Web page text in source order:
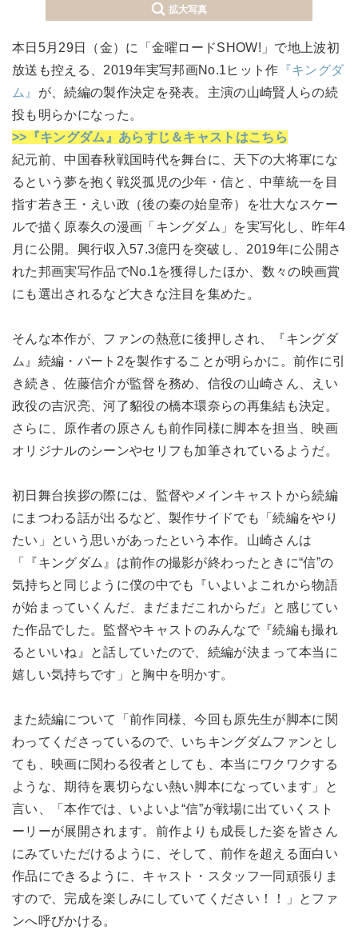
拡大写真
本日5月29日（金）に「金曜ロードSHOW!」で地上波初
放送も控える、2019年実写邦画No.1ヒット作 『キングダ
ム』 が、続編の製作決定を発表。主演の山崎賢人らの続
投も明らかになった。
>>『キングダム』あらすじ＆キャストはこちら
紀元前、中国春秋戦国時代を舞台に、天下の大将軍にな
るという夢を抱く戦災孤児の少年・信と、中華統一を目
指す若き王・えい政（後の秦の始皇帝）を壮大なスケー
ルで描く原泰久の漫画「キングダム」を実写化し、昨年4
月に公開。興行収入57.3億円を突破し、2019年に公開さ
れた邦画実写作品でNo.1を獲得したほか、数々の映画賞
にも選出されるなど大きな注目を集めた。
そんな本作が、ファンの熱意に後押しされ、『キングダ
ム』続編・パート2を製作することが明らかに。前作に引
き続き、佐藤信介が監督を務め、信役の山崎さん、えい
政役の吉沢亮、河了貂役の橋本環奈らの再集結も決定。
さらに、原作者の原さんも前作同様に脚本を担当、映画
オリジナルのシーンやセリフも加筆されているようだ。
初日舞台挨拶の際には、監督やメインキャストから続編
にまつわる話が出るなど、製作サイドでも「続編をやり
たい」という思いがあったという本作。山崎さんは
「『キングダム』は前作の撮影が終わったときに“信”の
気持ちと同じように僕の中でも『いよいよこれから物語
が始まっていくんだ、まだまだこれからだ』と感じてい
た作品でした。監督やキャストのみんなで『続編も撮れ
るといいね』と話していたので、続編が決まって本当に
嬉しい気持ちです」と胸中を明かす。
また続編について「前作同様、今回も原先生が脚本に関
わってくださっているので、いちキングダムファンとし
ても、映画に関わる役者としても、本当にワクワクする
ような、期待を裏切らない熱い脚本になっています」と
言い、「本作では、いよいよ“信”が戦場に出ていくスト
ーリーが展開されます。前作よりも成長した姿を皆さん
にみていただけるように、そして、前作を超える面白い
作品にできるように、キャスト・スタッフ一同頑張りま
すので、完成を楽しみにしていてください！！」とファ
ンへ呼びかける。